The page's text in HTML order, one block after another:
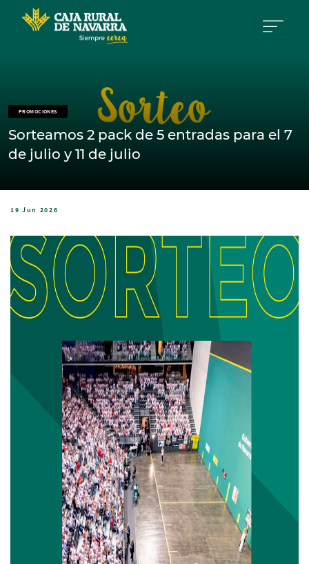
PROMOCIONES
Sorteamos 2 pack de 5 entradas para el 7
de julio y 11 de julio
19 Jun 2026